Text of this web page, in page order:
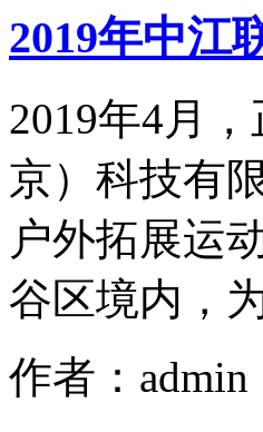
2019年中江
2019年4月
京）科技有
户外拓展运
谷区境内，
作者：admin